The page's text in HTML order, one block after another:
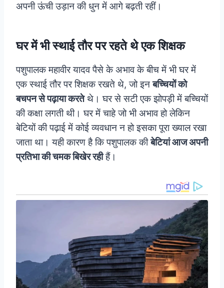
अपनी ऊंची उड़ान की धुन में आगे बढ़ती रहीं।
घर में भी स्थाई तौर पर रहते थे एक शिक्षक
पशुपालक महावीर यादव पैसे के अभाव के बीच में भी घर में
एक स्थाई तौर पर शिक्षक रखते थे, जो इनबच्चियों को
बचपन से पढ़ाया करतेथे। घर से सटी एक झोपड़ी में बच्चियों
की कक्षा लगती थी। घर में चाहे जो भी अभाव हो लेकिन
बेटियों की पढ़ाई में कोई व्यवधान न हो इसका पूरा ख्याल रखा
जाता था। यही कारण है कि पशुपालक कीबेटियां आज अपनी
प्रतिभा की चमक बिखेर रहीहैं।